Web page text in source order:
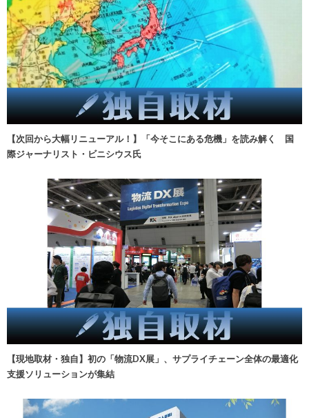
【次回から大幅リニューアル！】「今そこにある危機」を読み解く 国
際ジャーナリスト・ビニシウス氏
【現地取材・独自】初の「物流DX展」、サプライチェーン全体の最適化
支援ソリューションが集結